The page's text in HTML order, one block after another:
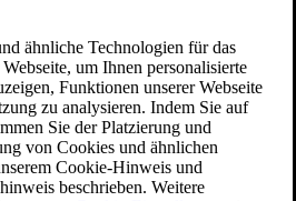
Neuwagen und erleben Sie
Wartezeiten.